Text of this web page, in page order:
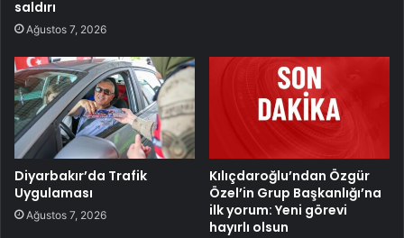
saldırı
Ağustos 7, 2026
Diyarbakır’da Trafik
Uygulaması
Ağustos 7, 2026
Kılıçdaroğlu’ndan Özgür
Özel’in Grup Başkanlığı’na
ilk yorum: Yeni görevi
hayırlı olsun